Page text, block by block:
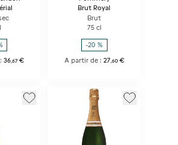
36,67 €
Brut Royal
Brut
75 cl
-20 %
A partir de : 27,60 €